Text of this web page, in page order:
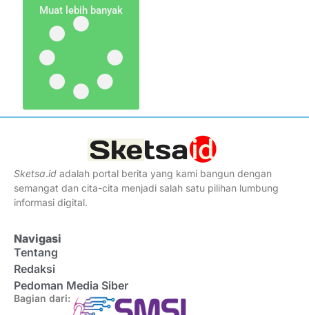
Muat lebih banyak
Sketsa.id adalah portal berita yang kami bangun dengan
semangat dan cita-cita menjadi salah satu pilihan lumbung
informasi digital.
Navigasi
Tentang
Redaksi
Pedoman Media Siber
Bagian dari: